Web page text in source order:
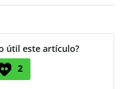
útil este artículo?
2